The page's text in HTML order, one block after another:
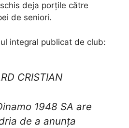
deja porțile către
de seniori.
integral publicat de club:
CRISTIAN
1948 SA are
de a anunța